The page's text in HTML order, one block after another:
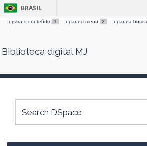
Skip
BRASIL
Ir para o conteúdo 1 Ir para o menu 2 Ir para a busca
Biblioteca digital MJ